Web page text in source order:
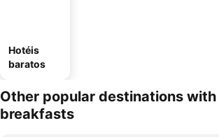
Hotéis
baratos
Other popular destinations with
breakfasts